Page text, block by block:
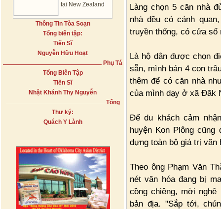
tại New Zealand
Thông Tin Tòa Soạn
Tổng biên tập:
Tiến Sĩ
Nguyễn Hữu Hoạt
Phụ Tá
Tổng Biên Tập
Tiến Sĩ
Nhật Khánh Thy Nguyễn
Tổng
Thư ký:
Quách Y Lành
Làng chọn 5 căn nhà
nhà đều có cảnh
truyền thống, có cửa sổ
Là hộ dân được chọn
sẵn, mình bán 4 con
thêm để có căn nhà
của mình dạy ở xã Đăk
Để du khách cảm
huyện Kon Plông cũng
dựng toàn bộ giá trị
Theo ông Phạm Văn
nét văn hóa đang bị
cồng chiêng, mời
bản địa. "Sắp tới,